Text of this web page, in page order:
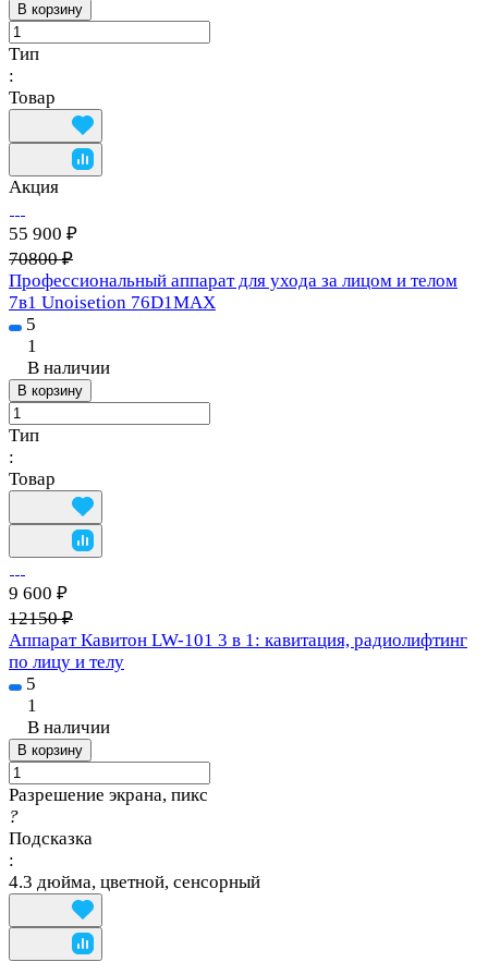
В корзину
Тип
:
Товар
Акция
55 900 ₽
70800 ₽
Профессиональный аппарат для ухода за лицом и телом
7в1 Unoisetion 76D1MAX
5
1
В наличии
В корзину
Тип
:
Товар
9 600 ₽
12150 ₽
Аппарат Кавитон LW-101 3 в 1: кавитация, радиолифтинг
по лицу и телу
5
1
В наличии
В корзину
Разрешение экрана, пикс
?
Подсказка
:
4.3 дюйма, цветной, сенсорный